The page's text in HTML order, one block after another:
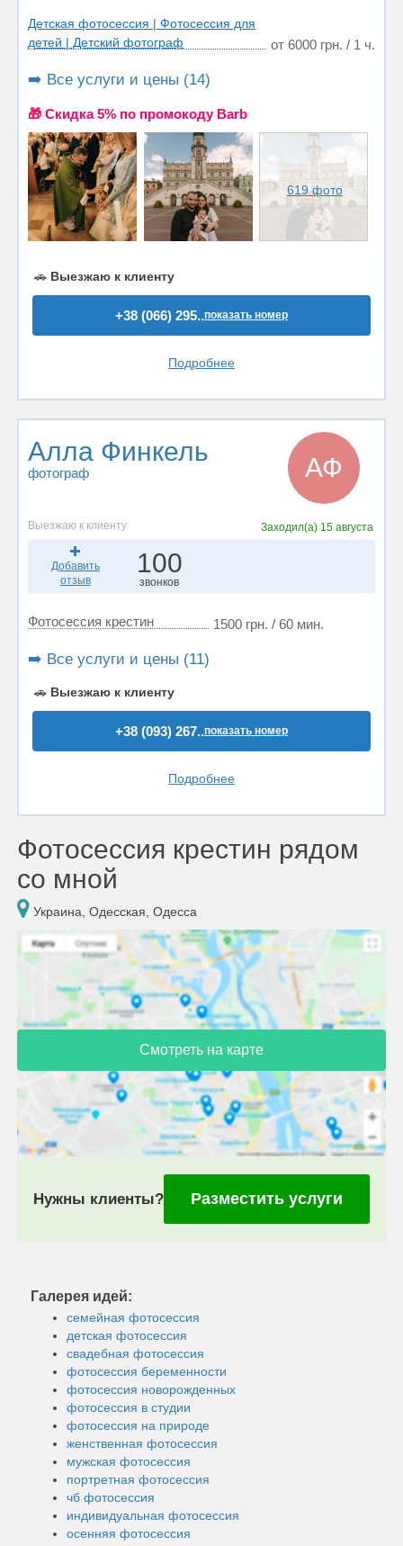
Детская фотосессия | Фотосессия для
детей | Детский фотограф
от 6000 грн. / 1 ч.
➡️ Все услуги и цены (14)
🎁 Cкидка 5% по промокоду Barb
619 фото
🚗 Выезжаю к клиенту
+38 (066) 295..показать номер
Подробнее
Алла Финкель
фотограф АФ
Выезжаю к клиенту Заходил(а) 15 августа
Добавить
отзыв
100
звонков
Фотосессия крестин 1500 грн. / 60 мин.
➡️ Все услуги и цены (11)
🚗 Выезжаю к клиенту
+38 (093) 267..показать номер
Подробнее
Фотосессия крестин рядом
со мной
Украина, Одесская, Одесса
Смотреть на карте
Нужны клиенты? Разместить услуги
Галерея идей:
семейная фотосессия
детская фотосессия
свадебная фотосессия
фотосессия беременности
фотосессия новорожденных
фотосессия в студии
фотосессия на природе
женственная фотосессия
мужская фотосессия
портретная фотосессия
чб фотосессия
индивидуальная фотосессия
осенняя фотосессия